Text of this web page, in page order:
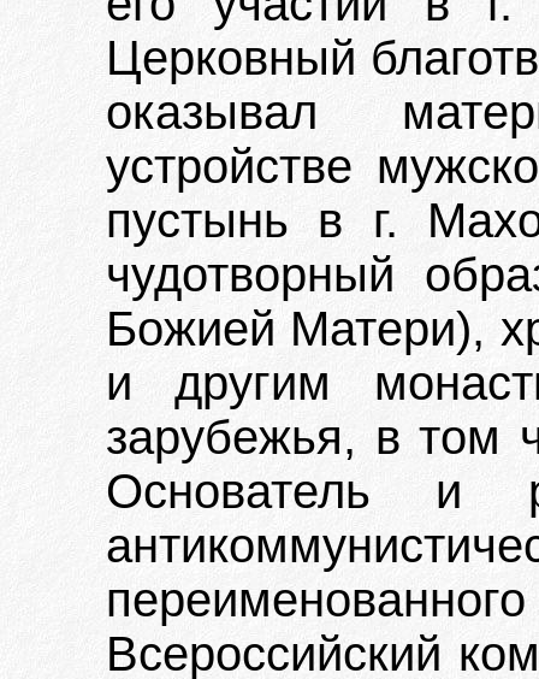
Церковный
оказывал
устройстве
пустынь в г.
чудотворный
Божией Матери),
и другим
зарубежья, в том
Основатель и
Всероссийский